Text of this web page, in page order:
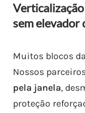
sem elevador
Muitos blocos
Nossos
pela janela,
proteção